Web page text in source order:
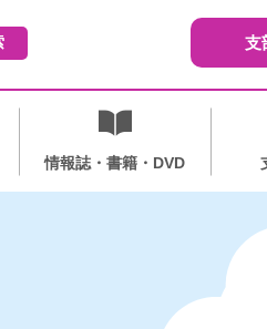
支
情報誌・書籍・DVD